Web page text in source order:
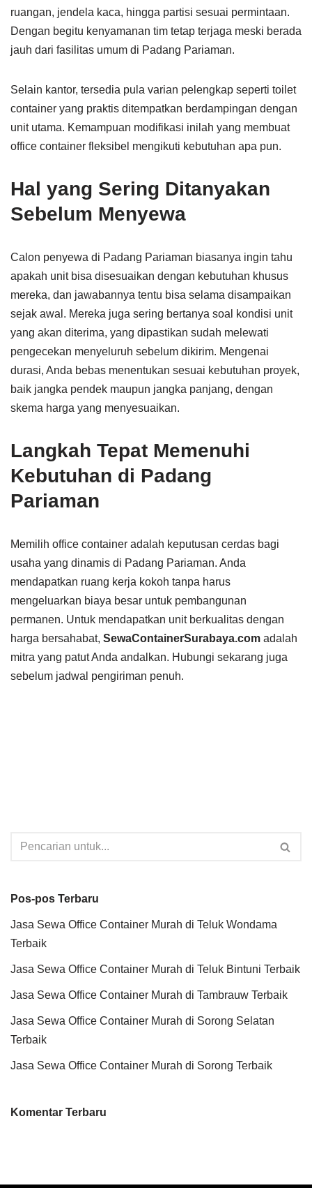
ruangan, jendela kaca, hingga partisi sesuai permintaan.
Dengan begitu kenyamanan tim tetap terjaga meski berada
jauh dari fasilitas umum di Padang Pariaman.
Selain kantor, tersedia pula varian pelengkap seperti toilet
container yang praktis ditempatkan berdampingan dengan
unit utama. Kemampuan modifikasi inilah yang membuat
office container fleksibel mengikuti kebutuhan apa pun.
Hal yang Sering Ditanyakan
Sebelum Menyewa
Calon penyewa di Padang Pariaman biasanya ingin tahu
apakah unit bisa disesuaikan dengan kebutuhan khusus
mereka, dan jawabannya tentu bisa selama disampaikan
sejak awal. Mereka juga sering bertanya soal kondisi unit
yang akan diterima, yang dipastikan sudah melewati
pengecekan menyeluruh sebelum dikirim. Mengenai
durasi, Anda bebas menentukan sesuai kebutuhan proyek,
baik jangka pendek maupun jangka panjang, dengan
skema harga yang menyesuaikan.
Langkah Tepat Memenuhi
Kebutuhan di Padang
Pariaman
Memilih office container adalah keputusan cerdas bagi
usaha yang dinamis di Padang Pariaman. Anda
mendapatkan ruang kerja kokoh tanpa harus
mengeluarkan biaya besar untuk pembangunan
permanen. Untuk mendapatkan unit berkualitas dengan
harga bersahabat, SewaContainerSurabaya.com adalah
mitra yang patut Anda andalkan. Hubungi sekarang juga
sebelum jadwal pengiriman penuh.
Pos-pos Terbaru
Jasa Sewa Office Container Murah di Teluk Wondama
Terbaik
Jasa Sewa Office Container Murah di Teluk Bintuni Terbaik
Jasa Sewa Office Container Murah di Tambrauw Terbaik
Jasa Sewa Office Container Murah di Sorong Selatan
Terbaik
Jasa Sewa Office Container Murah di Sorong Terbaik
Komentar Terbaru